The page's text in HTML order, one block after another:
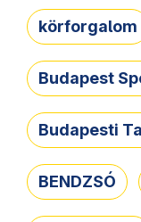
körforgalom
Budapest
Budapesti
BENDZSÓ